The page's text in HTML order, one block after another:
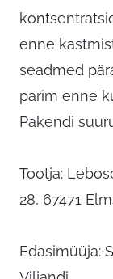
enne
seadmed
parim enne
Pakendi
Tootja:
28, 67471
Edasimüüja: